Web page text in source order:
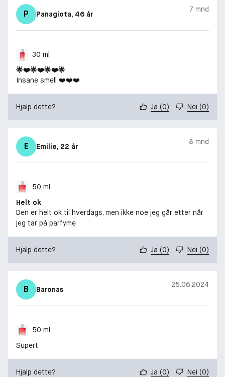
P Panagiota, 46 år
7 mnd
30 ml
🌟❤️🌟❤️🌟❤️🌟
Insane smell ❤️❤️❤️
Hjalp dette? Ja (0) Nei (0)
E Emilie, 22 år
8 mnd
50 ml
Helt ok
Den er helt ok til hverdags, men ikke noe jeg går etter når
jeg tar på parfyme
Hjalp dette? Ja (0) Nei (0)
B Baronas
25.06.2024
50 ml
Supert
Hjalp dette? Ja (0) Nei (0)